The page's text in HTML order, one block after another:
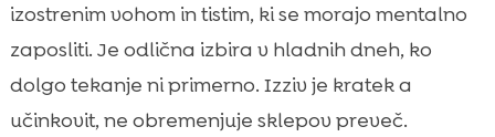
izostrenim vohom in tistim, ki se morajo mentalno
zaposliti. Je odlična izbira v hladnih dneh, ko
dolgo tekanje ni primerno. Izziv je kratek a
učinkovit, ne obremenjuje sklepov preveč.